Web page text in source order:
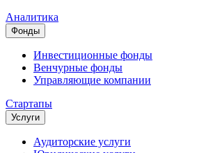
Аналитика
Фонды
Инвестиционные фонды
Венчурные фонды
Управляющие компании
Стартапы
Услуги
Аудиторские услуги